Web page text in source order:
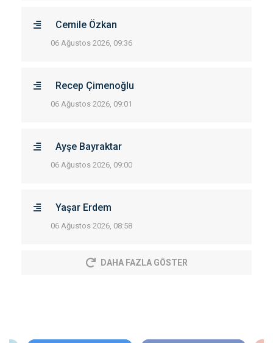
Cemile Özkan
06 Ağustos 2026, 09:36
Recep Çimenoğlu
06 Ağustos 2026, 09:01
Ayşe Bayraktar
06 Ağustos 2026, 09:00
Yaşar Erdem
06 Ağustos 2026, 08:58
DAHA FAZLA GÖSTER